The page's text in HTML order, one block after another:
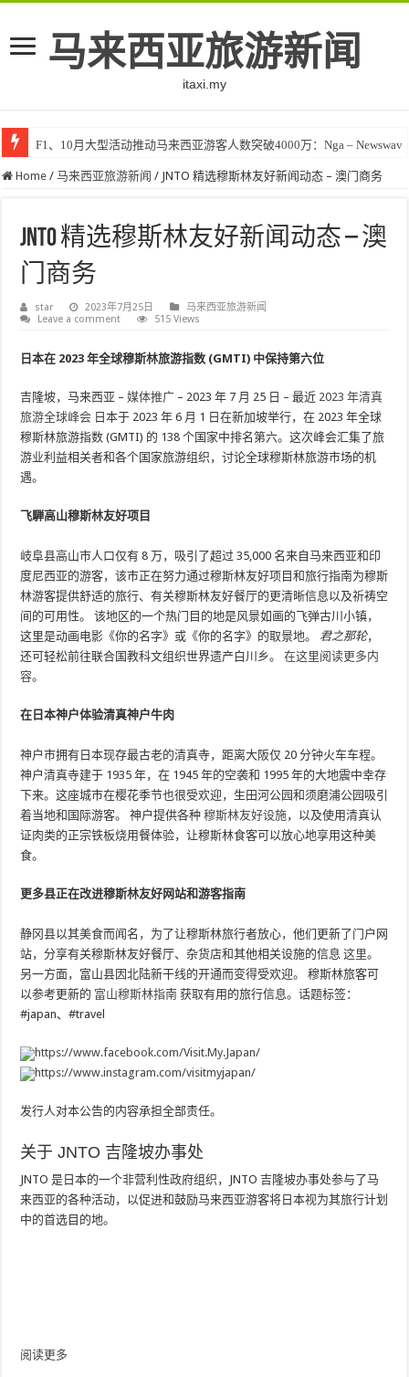
马来西亚旅游新闻
itaxi.my
F1、10月大型活动推动马来西亚游客人数突破4000万：Nga – Newswav
Home / 马来西亚旅游新闻 / JNTO 精选穆斯林友好新闻动态 – 澳门商务
JNTO 精选穆斯林友好新闻动态 – 澳
门商务
star 2023年7月25日
马来西亚旅游新闻
Leave a comment
515 Views
日本在 2023 年全球穆斯林旅游指数 (GMTI) 中保持第六位
吉隆坡，马来西亚 –媒体推广 – 2023 年 7 月 25 日 – 最近 2023 年清真
旅游全球峰会 日本于 2023 年 6 月 1 日在新加坡举行，在 2023 年全球
穆斯林旅游指数 (GMTI) 的 138 个国家中排名第六。这次峰会汇集了旅
游业利益相关者和各个国家旅游组织，讨论全球穆斯林旅游市场的机
遇。
飞騨高山穆斯林友好项目
岐阜县高山市人口仅有 8 万，吸引了超过 35,000 名来自马来西亚和印
度尼西亚的游客，该市正在努力通过穆斯林友好项目和旅行指南为穆斯
林游客提供舒适的旅行、有关穆斯林友好餐厅的更清晰信息以及祈祷空
间的可用性。 该地区的一个热门目的地是风景如画的飞弹古川小镇，
这里是动画电影《你的名字》或《你的名字》的取景地。 君之那轮，
还可轻松前往联合国教科文组织世界遗产白川乡。在这里阅读更多内
容。
在日本神户体验清真神户牛肉
神户市拥有日本现存最古老的清真寺，距离大阪仅 20 分钟火车车程。
神户清真寺建于 1935 年，在 1945 年的空袭和 1995 年的大地震中幸存
下来。这座城市在樱花季节也很受欢迎，生田河公园和须磨浦公园吸引
着当地和国际游客。 神户提供各种穆斯林友好设施，以及使用清真认
证肉类的正宗铁板烧用餐体验，让穆斯林食客可以放心地享用这种美
食。
更多县正在改进穆斯林友好网站和游客指南
静冈县以其美食而闻名，为了让穆斯林旅行者放心，他们更新了门户网
站，分享有关穆斯林友好餐厅、杂货店和其他相关设施的信息这里。
另一方面，富山县因北陆新干线的开通而变得受欢迎。 穆斯林旅客可
以参考更新的 富山穆斯林指南 获取有用的旅行信息。话题标签：
#japan、#travel
https://www.facebook.com/Visit.My.Japan/
https://www.instagram.com/visitmyjapan/
发行人对本公告的内容承担全部责任。
关于 JNTO 吉隆坡办事处
JNTO 是日本的一个非营利性政府组织，JNTO 吉隆坡办事处参与了马
来西亚的各种活动，以促进和鼓励马来西亚游客将日本视为其旅行计划
中的首选目的地。
阅读更多